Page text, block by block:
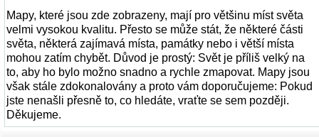
Mapy, které jsou zde zobrazeny, mají pro většinu míst světa
velmi vysokou kvalitu. Přesto se může stát, že některé části
světa, některá zajímavá místa, památky nebo i větší místa
mohou zatím chybět. Důvod je prostý: Svět je příliš velký na
to, aby ho bylo možno snadno a rychle zmapovat. Mapy jsou
však stále zdokonalovány a proto vám doporučujeme: Pokud
jste nenašli přesně to, co hledáte, vraťte se sem později.
Děkujeme.